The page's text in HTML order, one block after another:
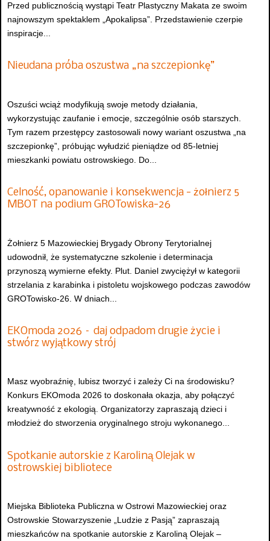
Przed publicznością wystąpi Teatr Plastyczny Makata ze swoim
najnowszym spektaklem „Apokalipsa”. Przedstawienie czerpie
inspiracje...
Nieudana próba oszustwa „na szczepionkę”
Oszuści wciąż modyfikują swoje metody działania,
wykorzystując zaufanie i emocje, szczególnie osób starszych.
Tym razem przestępcy zastosowali nowy wariant oszustwa „na
szczepionkę”, próbując wyłudzić pieniądze od 85-letniej
mieszkanki powiatu ostrowskiego. Do...
Celność, opanowanie i konsekwencja - żołnierz 5
MBOT na podium GROTowiska-26
Żołnierz 5 Mazowieckiej Brygady Obrony Terytorialnej
udowodnił, że systematyczne szkolenie i determinacja
przynoszą wymierne efekty. Plut. Daniel zwyciężył w kategorii
strzelania z karabinka i pistoletu wojskowego podczas zawodów
GROTowisko-26. W dniach...
EKOmoda 2026 – daj odpadom drugie życie i
stwórz wyjątkowy strój
Masz wyobraźnię, lubisz tworzyć i zależy Ci na środowisku?
Konkurs EKOmoda 2026 to doskonała okazja, aby połączyć
kreatywność z ekologią. Organizatorzy zapraszają dzieci i
młodzież do stworzenia oryginalnego stroju wykonanego...
Spotkanie autorskie z Karoliną Olejak w
ostrowskiej bibliotece
Miejska Biblioteka Publiczna w Ostrowi Mazowieckiej oraz
Ostrowskie Stowarzyszenie „Ludzie z Pasją” zapraszają
mieszkańców na spotkanie autorskie z Karoliną Olejak –